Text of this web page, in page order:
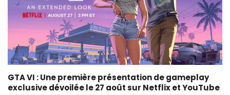
GTA VI : Une première présentation de gameplay
exclusive dévoilée le 27 août sur Netflix et YouTube